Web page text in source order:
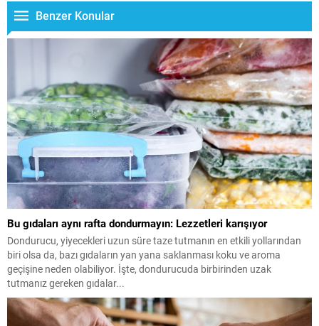
Benzer Konular
Bu gıdaları aynı rafta dondurmayın: Lezzetleri karışıyor
Dondurucu, yiyecekleri uzun süre taze tutmanın en etkili yollarından
biri olsa da, bazı gıdaların yan yana saklanması koku ve aroma
geçişine neden olabiliyor. İşte, dondurucuda birbirinden uzak
tutmanız gereken gıdalar...